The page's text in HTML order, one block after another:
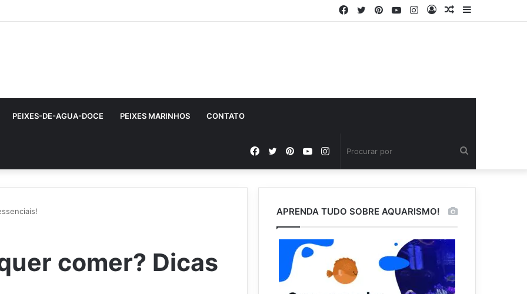
Barra
Artigo
Entrar
Instagram
YouTube
Pinterest
Twitter
Facebook
PEIXES-DE-AGUA-DOCE PEIXES MARINHOS CONTATO
por
Instagram
YouTube
Pinterest
Twitter
Facebook
comer? Dicas
APRENDA TUDO SOBRE AQUARISMO!